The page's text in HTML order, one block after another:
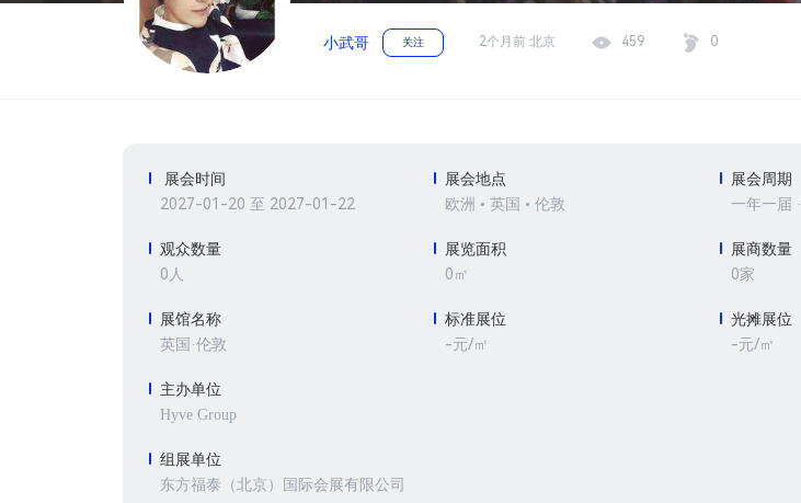
小武哥 关注 2个月前 北京 459 0
展会时间
2027-01-20 至 2027-01-22
展会地点
欧洲 • 英国 • 伦敦
展会周期
一年一届
观众数量
0人
展览面积
0㎡
展商数量
0家
展馆名称
英国·伦敦
标准展位
-元/㎡
光摊展位
-元/㎡
主办单位
Hyve Group
组展单位
东方福泰（北京）国际会展有限公司